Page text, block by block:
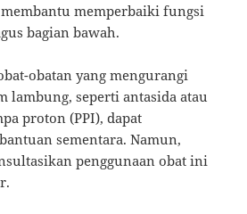
memperbaiki fungsi
bagian bawah.
obatan yang mengurangi
lambung, seperti antasida atau
proton (PPI), dapat
sementara. Namun,
penggunaan obat ini